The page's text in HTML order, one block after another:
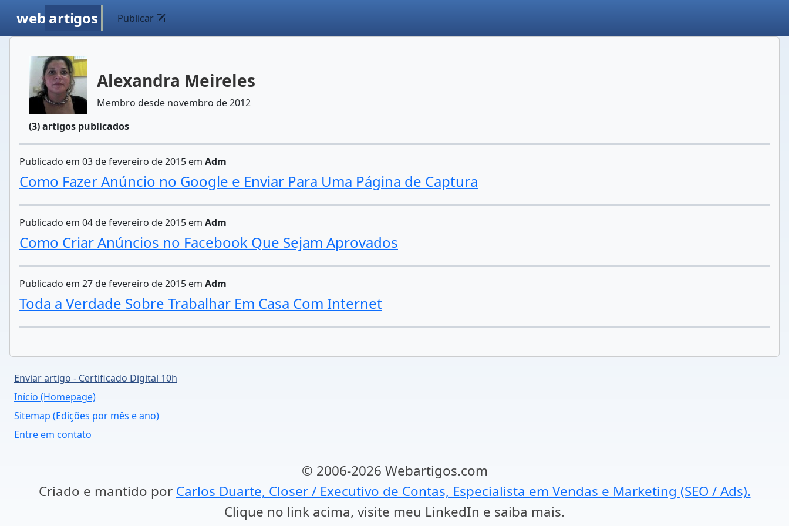
web artigos Publicar
Alexandra Meireles
Membro desde novembro de 2012
(3) artigos publicados
Publicado em 03 de fevereiro de 2015 em Adm
Como Fazer Anúncio no Google e Enviar Para Uma Página de Captura
Publicado em 04 de fevereiro de 2015 em Adm
Como Criar Anúncios no Facebook Que Sejam Aprovados
Publicado em 27 de fevereiro de 2015 em Adm
Toda a Verdade Sobre Trabalhar Em Casa Com Internet
Enviar artigo - Certificado Digital 10h
Início (Homepage)
Sitemap (Edições por mês e ano)
Entre em contato
© 2006-2026 Webartigos.com
Criado e mantido por Carlos Duarte, Closer / Executivo de Contas, Especialista em Vendas e Marketing (SEO / Ads).
Clique no link acima, visite meu LinkedIn e saiba mais.